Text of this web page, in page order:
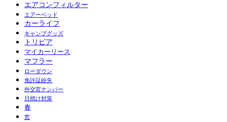
エアコンフィルター
エアーベッド
カーライフ
キャンプグッズ
トリビア
マイカーリース
マフラー
ローダウン
免許証紛失
外交官ナンバー
日焼け対策
春
窓